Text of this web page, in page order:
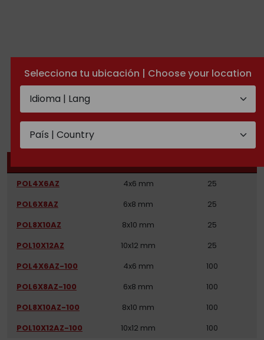
Selecciona tu ubicación | Choose your location
Blue polyamide pipe
TECHNICAL DOCUMENTATION
POL4X6AZ
4x6 mm
25
POL6X8AZ
6x8 mm
25
POL8X10AZ
8x10 mm
25
POL10X12AZ
10x12 mm
25
POL4X6AZ-100
4x6 mm
100
POL6X8AZ-100
6x8 mm
100
POL8X10AZ-100
8x10 mm
100
POL10X12AZ-100
10x12 mm 100